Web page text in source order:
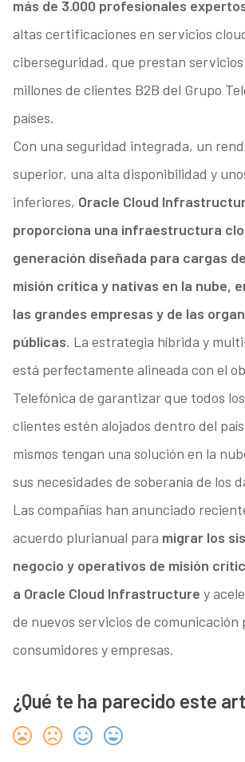
más de 3.000 profesionales
altas certificaciones en servicios
ciberseguridad, que prestan servicios
millones de clientes B2B del Grupo
países.
Con una seguridad integrada, un
superior, una alta disponibilidad y
inferiores, Oracle Cloud
proporciona una infraestructura
generación diseñada para cargas
misión crítica y nativas en la nube,
las grandes empresas y de las
públicas. La estrategia híbrida y
está perfectamente alineada con el
Telefónica de garantizar que todos
clientes estén alojados dentro del
mismos tengan una solución en la
sus necesidades de soberanía de los
Las compañías han anunciado
acuerdo plurianual para migrar los
negocio y operativos de misión
a Oracle Cloud Infrastructure y
de nuevos servicios de comunicación
consumidores y empresas.
¿Qué te ha parecido este